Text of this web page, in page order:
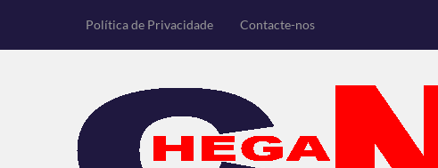
Política de Privacidade Contacte-nos